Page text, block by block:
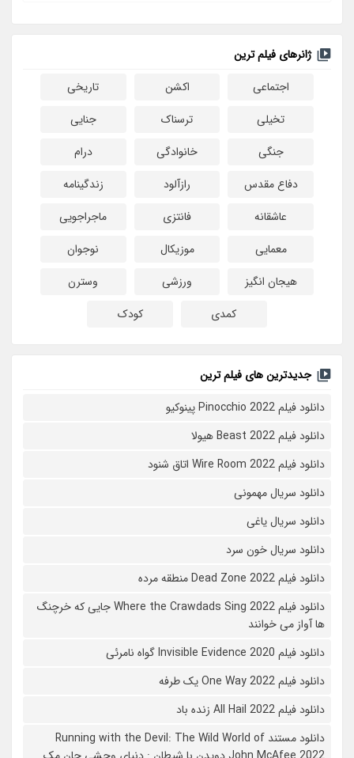
ژانرهای فیلم ترین
اجتماعی
اکشن
تاریخی
تخیلی
ترسناک
جنایی
جنگی
خانوادگی
درام
دفاع مقدس
رازآلود
زندگینامه
عاشقانه
فانتزی
ماجراجویی
معمایی
موزیکال
نوجوان
هیجان انگیز
ورزشی
وسترن
کمدی
کودک
جدیدترین های فیلم ترین
دانلود فیلم Pinocchio 2022 پینوکیو
دانلود فیلم Beast 2022 هیولا
دانلود فیلم Wire Room 2022 اتاق شنود
دانلود سریال مهمونی
دانلود سریال یاغی
دانلود سریال خون سرد
دانلود فیلم 2022 Dead Zone منطقه مرده
دانلود فیلم Where the Crawdads Sing 2022 جایی که خرچنگ
ها آواز می خوانند
دانلود فیلم 2020 Invisible Evidence گواه نامرئی
دانلود فیلم One Way 2022 یک طرفه
دانلود فیلم All Hail 2022 زنده باد
دانلود مستند Running with the Devil: The Wild World of